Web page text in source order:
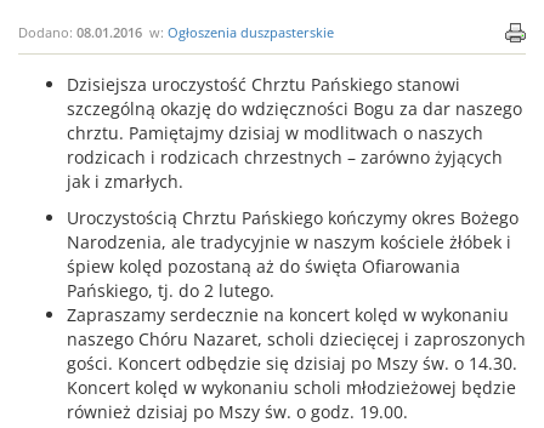
Dodano: 08.01.2016 w: Ogłoszenia duszpasterskie
Dzisiejsza uroczystość Chrztu Pańskiego stanowi
szczególną okazję do wdzięczności Bogu za dar naszego
chrztu. Pamiętajmy dzisiaj w modlitwach o naszych
rodzicach i rodzicach chrzestnych – zarówno żyjących
jak i zmarłych.
Uroczystością Chrztu Pańskiego kończymy okres Bożego
Narodzenia, ale tradycyjnie w naszym kościele żłóbek i
śpiew kolęd pozostaną aż do święta Ofiarowania
Pańskiego, tj. do 2 lutego.
Zapraszamy serdecznie na koncert kolęd w wykonaniu
naszego Chóru Nazaret, scholi dziecięcej i zaproszonych
gości. Koncert odbędzie się dzisiaj po Mszy św. o 14.30.
Koncert kolęd w wykonaniu scholi młodzieżowej będzie
również dzisiaj po Mszy św. o godz. 19.00.